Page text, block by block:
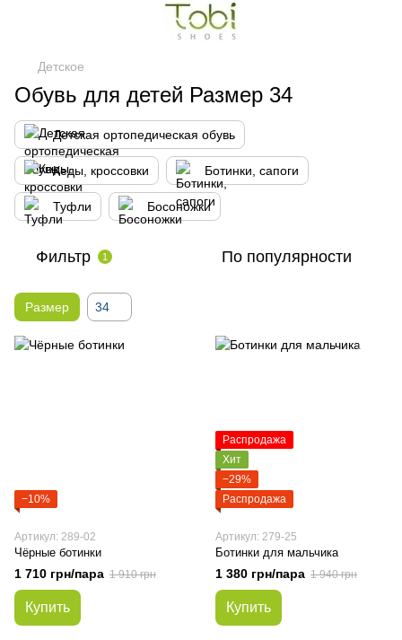
Детское
Обувь для детей Размер 34
Детская ортопедическая обувь
Кеды, кроссовки Ботинки, сапоги
Туфли Босоножки
Фильтр 1 По популярности
Размер 34
−10%
Артикул: 289-02
Чёрные ботинки
1 710 грн/пара 1 910 грн
Купить
Распродажа
Хит
−29%
Распродажа
Артикул: 279-25
Ботинки для мальчика
1 380 грн/пара 1 940 грн
Купить